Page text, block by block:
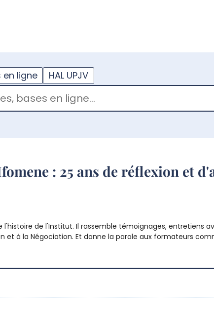
en ligne HAL UPJV
: 25 ans de réflexion et
l'histoire de l'Institut. Il rassemble témoignages, entretiens
et à la Négociation. Et donne la parole aux formateurs